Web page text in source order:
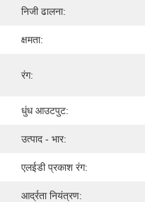
निजी ढालना:
क्षमता:
रंग:
धुंध आउटपुट:
उत्पाद - भार:
एलईडी प्रकाश रंग:
आर्द्रता नियंत्रण: